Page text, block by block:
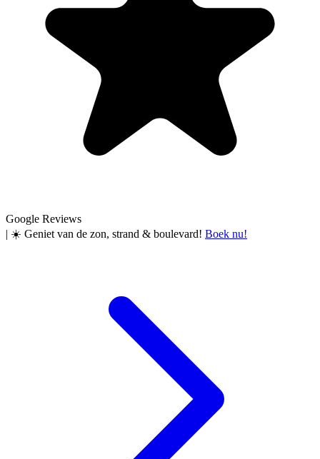
Google Reviews
| ☀️ Geniet van de zon, strand & boulevard! Boek nu!